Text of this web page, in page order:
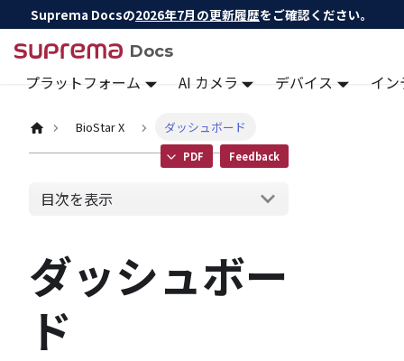
Suprema Docsの2026年7月の更新履歴をご確認ください。
Docs
プラットフォーム AI カメラ デバイス イ
BioStar X ダッシュボード
PDF Feedback
目次を表示
ダッシュボー
ド